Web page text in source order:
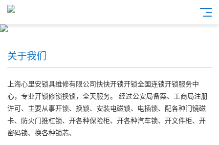
关于我们
上海心里安锁具维修有限公司快快开锁开锁全国连锁开锁服务中
心，专业开锁修锁换锁，全天服务。 经过公安局备案、工商局注册
许可、主要从事开锁、换锁、安装电磁锁、电插锁、配各种门镜磁
卡、防火门推杠锁、开各种保险柜、开各种汽车锁、开文件柜、开
密码锁、换各种锁芯、